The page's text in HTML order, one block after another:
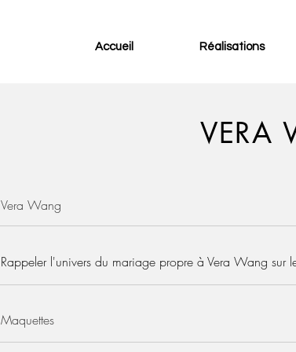
Accueil Réalisations
VERA
Vera Wang
Rappeler l'univers du mariage propre à Vera Wang sur
Maquettes